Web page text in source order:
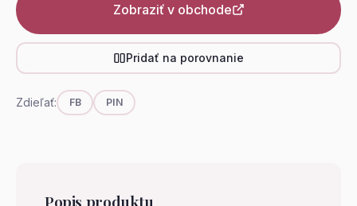
Zobraziť v obchode
Pridať na porovnanie
Zdieľať: FB PIN
Popis produktu